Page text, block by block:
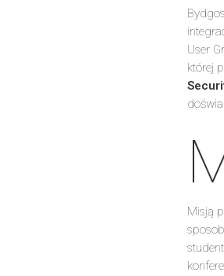
User
której
Misją